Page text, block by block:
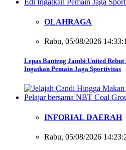
OLAHRAGA
Rabu, 05/08/2026
Lepas Banteng Jambi United
Ingatkan Pemain Jaga Sportivitas
INFORIAL DAERAH
Rabu, 05/08/2026